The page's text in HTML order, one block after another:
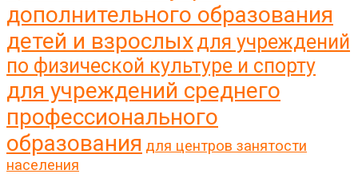
дополнительного образования
детей и взрослых для учреждений
по физической культуре и спорту
для учреждений среднего
профессионального
образования для центров занятости
населения